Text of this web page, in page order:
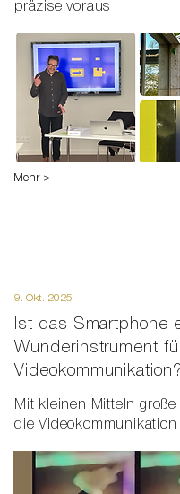
präzise voraus
Mehr >
9. Okt. 2025
Ist das Smartphone
Wunderinstrument
Videokommunikation?
Mit kleinen Mitteln
die Videokommunikation